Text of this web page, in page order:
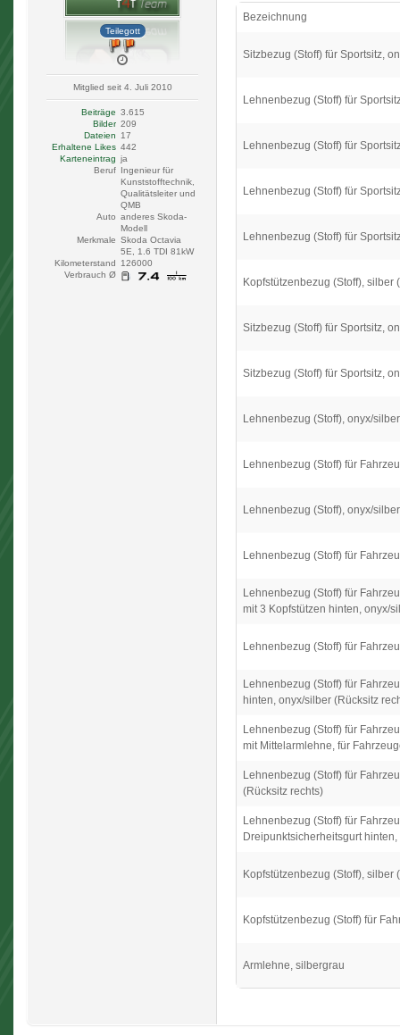
Teilegott
Mitglied seit 4. Juli 2010
Beiträge 3.615
Bilder 209
Dateien
17
Erhaltene Likes 442
Karteneintrag ja
Beruf Ingenieur für
Kunststofftechnik,
Qualitätsleiter und
QMB
Auto anderes Skoda-
Modell
Merkmale Skoda Octavia
5E, 1.6 TDI 81kW
Kilometerstand
126000
Verbrauch Ø
Bezeichnung
Sitzbezug (Stoff) für Sportsitz,
Lehnenbezug (Stoff) für
Lehnenbezug (Stoff) für
Lehnenbezug (Stoff) für
Lehnenbezug (Stoff) für
Kopfstützenbezug (Stoff), silber
Sitzbezug (Stoff) für Sportsitz,
Sitzbezug (Stoff) für Sportsitz,
Lehnenbezug (Stoff), onyx/
Lehnenbezug (Stoff) für
Lehnenbezug (Stoff), onyx/
Lehnenbezug (Stoff) für
Lehnenbezug (Stoff) für
mit 3 Kopfstützen hinten, onyx/
Lehnenbezug (Stoff) für
Lehnenbezug (Stoff) für
hinten, onyx/silber (Rücksitz
Lehnenbezug (Stoff) für
mit Mittelarmlehne, für
Lehnenbezug (Stoff) für
(Rücksitz rechts)
Lehnenbezug (Stoff) für
Dreipunktsicherheitsgurt
Kopfstützenbezug (Stoff), silber
Kopfstützenbezug (Stoff) für
Armlehne, silbergrau